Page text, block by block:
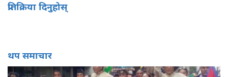
प्रतिक्रिया दिनुहोस्
थप समाचार